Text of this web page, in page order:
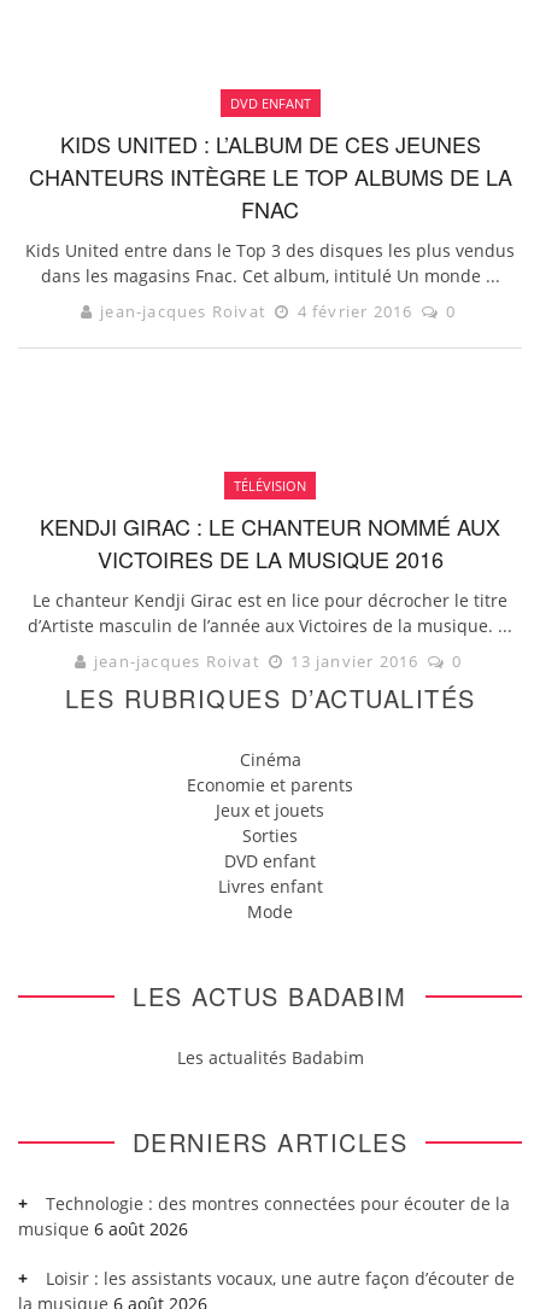
DVD ENFANT
KIDS UNITED : L’ALBUM DE CES JEUNES
CHANTEURS INTÈGRE LE TOP ALBUMS DE LA
FNAC
Kids United entre dans le Top 3 des disques les plus vendus
dans les magasins Fnac. Cet album, intitulé Un monde ...
jean-jacques Roivat 4 février 2016 0
TÉLÉVISION
KENDJI GIRAC : LE CHANTEUR NOMMÉ AUX
VICTOIRES DE LA MUSIQUE 2016
Le chanteur Kendji Girac est en lice pour décrocher le titre
d’Artiste masculin de l’année aux Victoires de la musique. ...
jean-jacques Roivat 13 janvier 2016 0
LES RUBRIQUES D’ACTUALITÉS
Cinéma
Economie et parents
Jeux et jouets
Sorties
DVD enfant
Livres enfant
Mode
LES ACTUS BADABIM
Les actualités Badabim
DERNIERS ARTICLES
Technologie : des montres connectées pour écouter de la
musique 6 août 2026
Loisir : les assistants vocaux, une autre façon d’écouter de
la musique 6 août 2026